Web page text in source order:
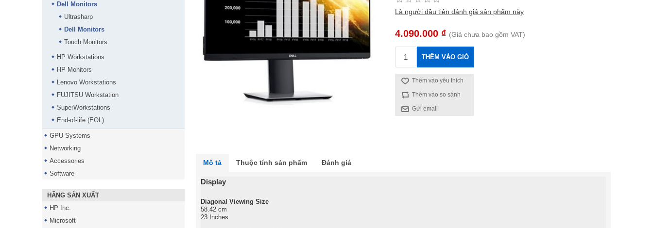
Dell Monitors
Ultrasharp
Dell Monitors
Touch Monitors
HP Workstations
HP Monitors
Lenovo Workstations
FUJITSU Workstation
SuperWorkstations
End-of-life (EOL)
GPU Systems
Networking
Accessories
Software
HÃNG SẢN XUẤT
HP Inc.
Microsoft
Là người đầu tiên đánh giá sản phẩm này
4.090.000 ₫ (Giá chưa bao gồm VAT)
THÊM VÀO GIỎ
Thêm vào yêu thích
Thêm vào so sánh
Gửi email
Mô tả Thuộc tính sản phẩm Đánh giá
Display
Diagonal Viewing Size
58.42 cm
23 Inches